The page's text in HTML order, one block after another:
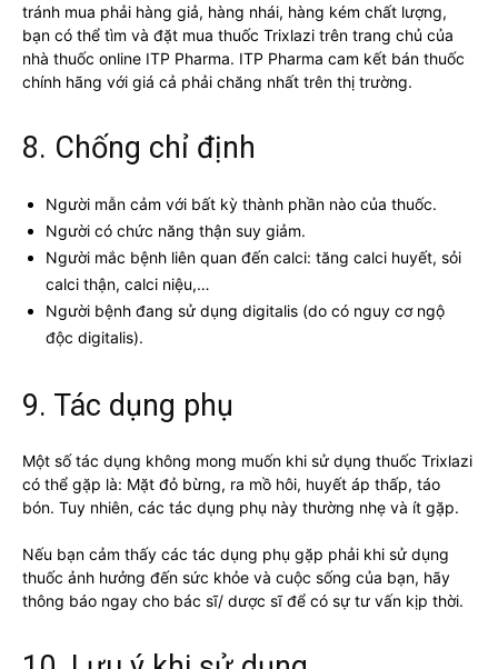
tránh mua phải hàng giả, hàng nhái, hàng kém chất lượng,
bạn có thể tìm và đặt mua thuốc Trixlazi trên trang chủ của
nhà thuốc online ITP Pharma. ITP Pharma cam kết bán thuốc
chính hãng với giá cả phải chăng nhất trên thị trường.
8. Chống chỉ định
Người mẫn cảm với bất kỳ thành phần nào của thuốc.
Người có chức năng thận suy giảm.
Người mắc bệnh liên quan đến calci: tăng calci huyết, sỏi
calci thận, calci niệu,…
Người bệnh đang sử dụng digitalis (do có nguy cơ ngộ
độc digitalis).
9. Tác dụng phụ
Một số tác dụng không mong muốn khi sử dụng thuốc Trixlazi
có thể gặp là: Mặt đỏ bừng, ra mồ hôi, huyết áp thấp, táo
bón. Tuy nhiên, các tác dụng phụ này thường nhẹ và ít gặp.
Nếu bạn cảm thấy các tác dụng phụ gặp phải khi sử dụng
thuốc ảnh hưởng đến sức khỏe và cuộc sống của bạn, hãy
thông báo ngay cho bác sĩ/ dược sĩ để có sự tư vấn kịp thời.